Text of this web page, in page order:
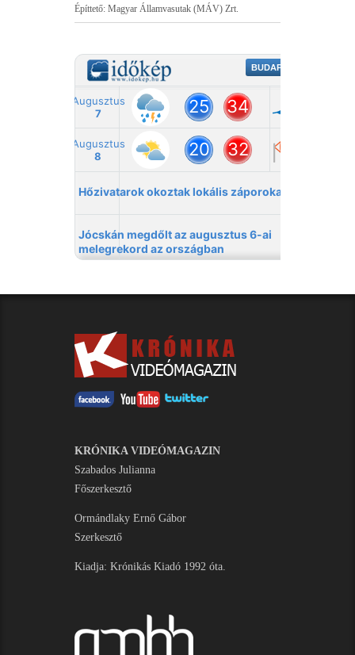
Építtető: Magyar Államvasutak (MÁV) Zrt.
KRÓNIKA VIDEÓMAGAZIN
Szabados Julianna
Főszerkesztő
Ormándlaky Ernő Gábor
Szerkesztő
Kiadja: Krónikás Kiadó 1992 óta.